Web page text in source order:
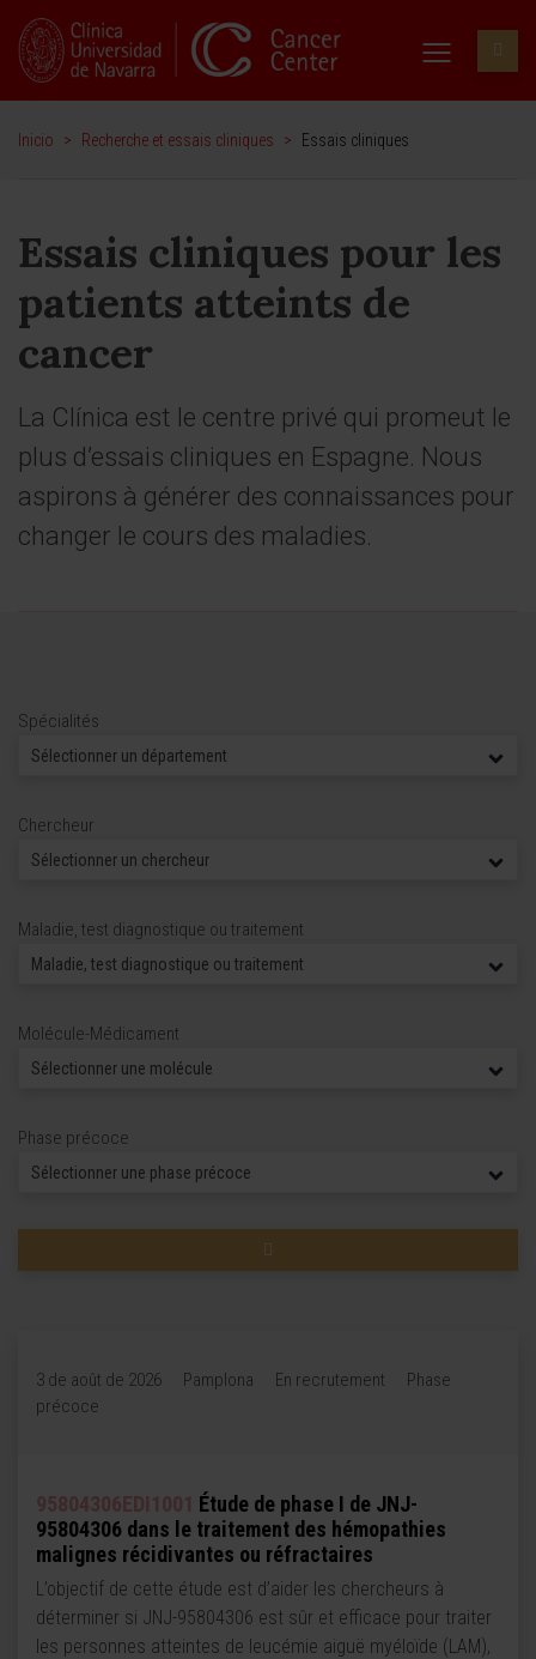
Inicio > Recherche et essais cliniques > Essais cliniques
Essais cliniques pour les
patients atteints de
cancer
La Clínica est le centre privé qui promeut le
plus d’essais cliniques en Espagne. Nous
aspirons à générer des connaissances pour
changer le cours des maladies.
Spécialités
Chercheur
Maladie, test diagnostique ou traitement
Molécule-Médicament
Phase précoce
3 de août de 2026 Pamplona En recrutement
Phase
précoce
95804306EDI1001 Étude de phase I de JNJ-
95804306 dans le traitement des hémopathies
malignes récidivantes ou réfractaires
L’objectif de cette étude est d’aider les chercheurs à
déterminer si JNJ-95804306 est sûr et efficace pour traiter
les personnes atteintes de leucémie aiguë myéloïde (LAM),